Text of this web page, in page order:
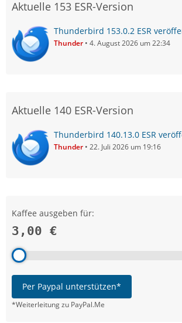
Aktuelle 153 ESR-Version
Thunderbird 153.0.2 ESR
Thunder 4. August 2026 um 22:34
Aktuelle 140 ESR-Version
Thunderbird 140.13.0 ESR
Thunder 22. Juli 2026 um 19:16
Kaffee ausgeben für:
3,00 €
Per Paypal unterstützen*
*Weiterleitung zu PayPal.Me